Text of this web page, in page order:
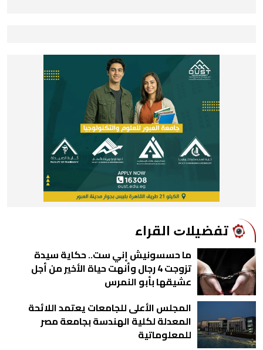
ﺗﻔﻀﻴﻼﺕ اﻟﻘﺮاء
ما حسسونيش إني ست.. حكاية سيدة
تزوجت 4 رجال وأنهت حياة الأخير من أجل
عشيقها بأبو النمرس
المجلس الأعلى للجامعات يعتمد اللائحة
المعدلة لكلية الهندسة بجامعة مصر
للمعلوماتية